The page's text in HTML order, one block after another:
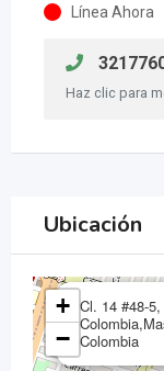
Línea Ahora
Haz clic para
Ubicación
Cl. 14 #48-
Colombia
+
−